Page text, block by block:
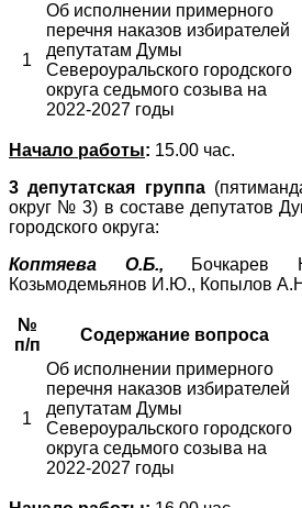
1
Об исполнении примерного
перечня наказов избирателей
депутатам Думы
Североуральского городского
округа седьмого созыва на
2022-2027 годы
Начало работы: 15.00 час.
3 депутатская группа
округ № 3) в составе депутатов
городского округа:
Коптяева О.Б.,
Козьмодемьянов И.Ю., Копылов
№
п/п
Содержание вопроса
1
Об исполнении примерного
перечня наказов избирателей
депутатам Думы
Североуральского городского
округа седьмого созыва на
2022-2027 годы